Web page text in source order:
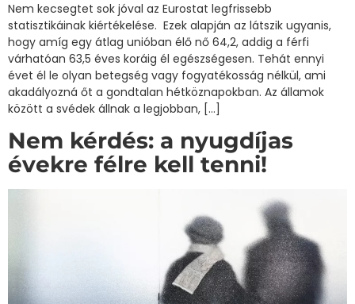
Nem kecsegtet sok jóval az Eurostat legfrissebb
statisztikáinak kiértékelése. Ezek alapján az látszik ugyanis,
hogy amíg egy átlag unióban élő nő 64,2, addig a férfi
várhatóan 63,5 éves koráig él egészségesen. Tehát ennyi
évet él le olyan betegség vagy fogyatékosság nélkül, ami
akadályozná őt a gondtalan hétköznapokban. Az államok
között a svédek állnak a legjobban, […]
Nem kérdés: a nyugdíjas
évekre félre kell tenni!